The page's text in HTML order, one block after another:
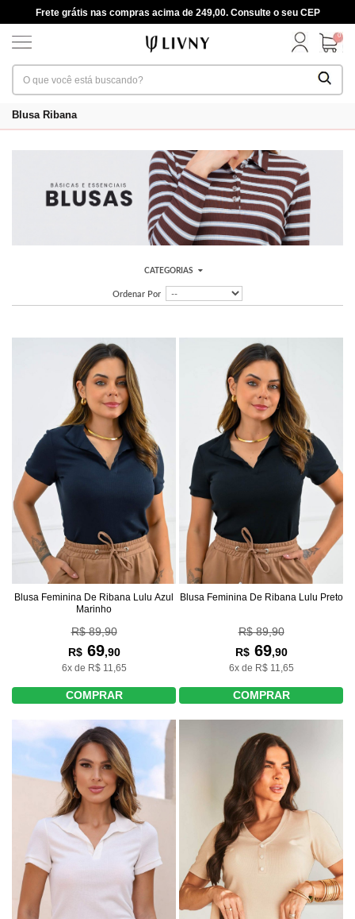
Frete grátis nas compras acima de 249,00. Consulte o seu CEP
0
Blusa Ribana
CATEGORIAS
Ordenar Por
Blusa Feminina De Ribana Lulu Azul
Marinho
R$ 89,90
R$69,90
6x de R$ 11,65
COMPRAR
Blusa Feminina De Ribana Lulu Preto
R$ 89,90
R$69,90
6x de R$ 11,65
COMPRAR